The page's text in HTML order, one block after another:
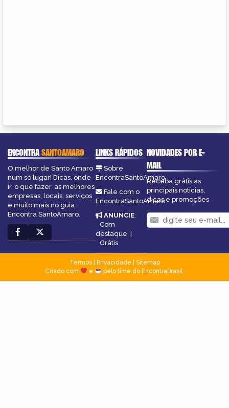
ENCONTRASANTOAMARO
O melhor de Santo Amaro
num só lugar! Dicas, onde
ir, o que fazer, as melhores
empresas, locais, serviços
e muito mais no guia
Encontra SantoAmaro.
LINKS RÁPIDOS
Sobre
EncontraSantoAmaro
Fale com o
EncontraSantoAmaro
ANUNCIE:
Com
destaque |
Grátis
NOVIDADES POR E-
MAIL
Receba grátis as
principais notícias,
dicas e promoções
Termos| Privacidade
Sitemap
Criado com
e pelo time do EncontraBrasil